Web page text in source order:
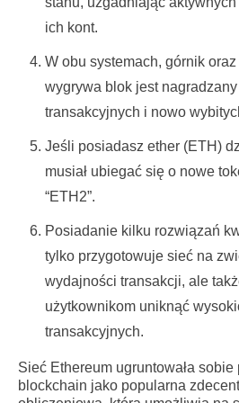
ich kont.
W obu systemach, górnik
wygrywa blok jest nagradzany
transakcyjnych i nowo
Jeśli posiadasz ether (ETH)
musiał ubiegać się o nowe
“ETH2”.
Posiadanie kilku rozwiązań
tylko przygotowuje sieć na
wydajności transakcji, ale
użytkownikom uniknąć
transakcyjnych.
Sieć Ethereum ugruntowała
blockchain jako popularna